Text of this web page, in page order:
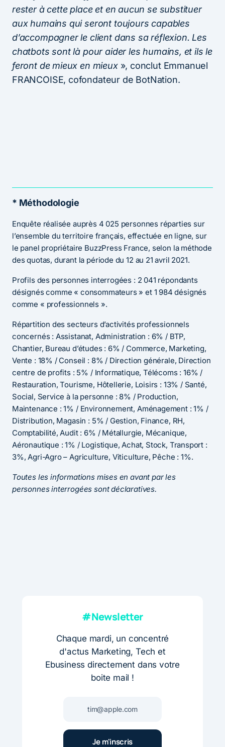
rester à cette place et en aucun se substituer
aux humains qui seront toujours capables
d’accompagner le client dans sa réflexion. Les
chatbots sont là pour aider les humains, et ils le
feront de mieux en mieux», conclut Emmanuel
FRANCOISE, cofondateur de BotNation.
* Méthodologie
Enquête réalisée auprès 4 025 personnes réparties sur
l’ensemble du territoire français, effectuée en ligne, sur
le panel propriétaire BuzzPress France, selon la méthode
des quotas, durant la période du 12 au 21 avril 2021.
Profils des personnes interrogées : 2 041 répondants
désignés comme « consommateurs » et 1 984 désignés
comme « professionnels ».
Répartition des secteurs d’activités professionnels
concernés : Assistanat, Administration : 6% / BTP,
Chantier, Bureau d’études : 6% / Commerce, Marketing,
Vente : 18% / Conseil : 8% / Direction générale, Direction
centre de profits : 5% / Informatique, Télécoms : 16% /
Restauration, Tourisme, Hôtellerie, Loisirs : 13% / Santé,
Social, Service à la personne : 8% / Production,
Maintenance : 1% / Environnement, Aménagement : 1% /
Distribution, Magasin : 5% / Gestion, Finance, RH,
Comptabilité, Audit : 6% / Métallurgie, Mécanique,
Aéronautique : 1% / Logistique, Achat, Stock, Transport :
3%, Agri-Agro – Agriculture, Viticulture, Pêche : 1%.
Toutes les informations mises en avant par les
personnes interrogées sont déclaratives.
#Newsletter
Chaque mardi, un concentré
d'actus Marketing, Tech et
Ebusiness directement dans votre
boite mail !